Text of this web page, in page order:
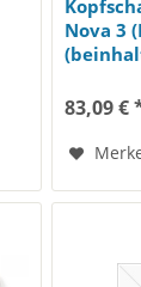
Nova 3
83,09 €